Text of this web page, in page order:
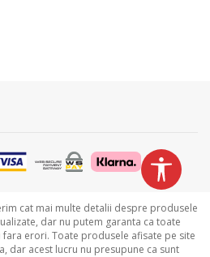
cat mai multe detalii despre produsele
dar nu putem garanta ca toate
erori. Toate produsele afisate pe site
dar acest lucru nu presupune ca sunt